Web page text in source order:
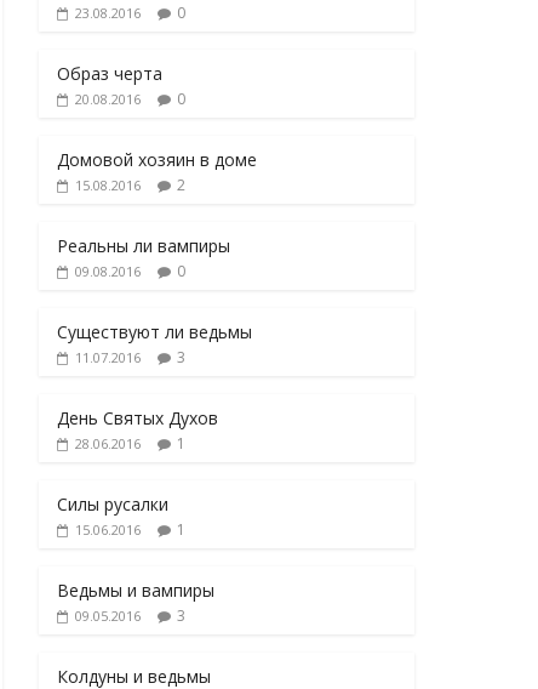
23.08.2016 0
Образ черта
20.08.2016 0
Домовой хозяин в доме
15.08.2016 2
Реальны ли вампиры
09.08.2016 0
Существуют ли ведьмы
11.07.2016 3
День Святых Духов
28.06.2016 1
Силы русалки
15.06.2016 1
Ведьмы и вампиры
09.05.2016 3
Колдуны и ведьмы